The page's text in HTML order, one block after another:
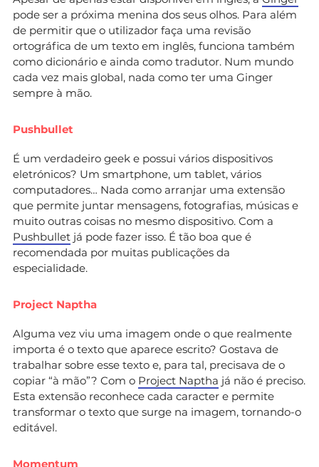
pode ser a próxima menina dos seus olhos. Para além
de permitir que o utilizador faça uma revisão
ortográfica de um texto em inglês, funciona também
como dicionário e ainda como tradutor. Num mundo
cada vez mais global, nada como ter uma Ginger
sempre à mão.
Pushbullet
É um verdadeiro geek e possui vários dispositivos
eletrónicos? Um smartphone, um tablet, vários
computadores… Nada como arranjar uma extensão
que permite juntar mensagens, fotografias, músicas e
muito outras coisas no mesmo dispositivo. Com a
Pushbullet já pode fazer isso. É tão boa que é
recomendada por muitas publicações da
especialidade.
Project Naptha
Alguma vez viu uma imagem onde o que realmente
importa é o texto que aparece escrito? Gostava de
trabalhar sobre esse texto e, para tal, precisava de o
copiar “à mão”? Com o Project Naptha já não é preciso.
Esta extensão reconhece cada caracter e permite
transformar o texto que surge na imagem, tornando-o
editável.
Momentum